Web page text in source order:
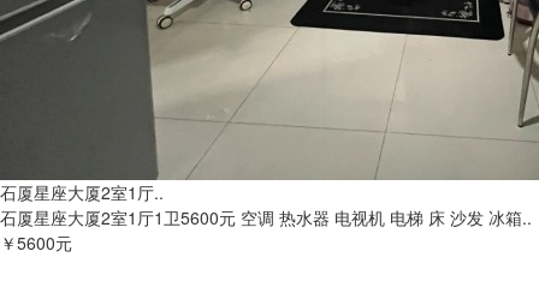
石厦星座大厦2室1厅..
石厦星座大厦2室1厅1卫5600元 空调 热水器 电视机 电梯 床 沙发 冰箱..
￥5600元